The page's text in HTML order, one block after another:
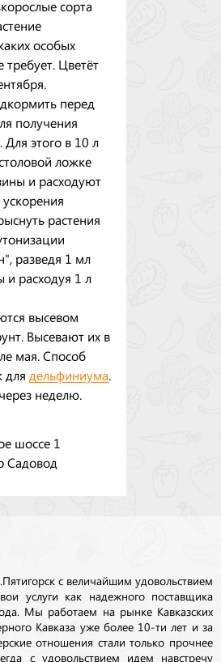
сорта
особых
требует. Цветёт
перед
получения
Для этого в 10 л
ложке
и расходуют
растения
разведя 1 мл
и расходуя 1 л
высевом
Высевают их в
мая. Способ
для дельфиниума
неделю.
шоссе 1
Садовод
с величайшим удовольствием
услуги как надежного поставщика
Мы работаем на рынке Кавказских
Кавказа уже более 10-ти лет и за
отношения стали только прочнее
с удовольствием идем навстречу